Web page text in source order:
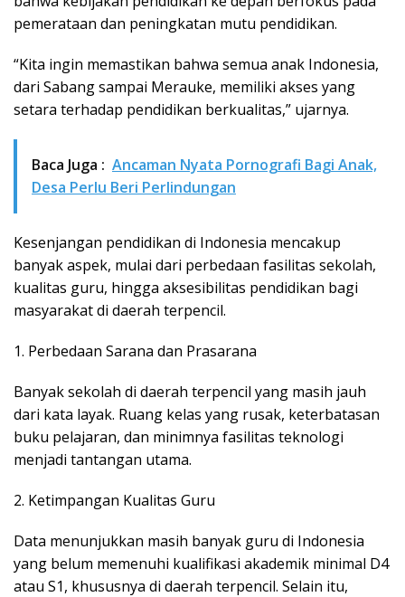
pemerataan dan peningkatan mutu pendidikan.
“Kita ingin memastikan bahwa semua anak Indonesia,
dari Sabang sampai Merauke, memiliki akses yang
setara terhadap pendidikan berkualitas,” ujarnya.
Baca Juga : Ancaman Nyata Pornografi Bagi Anak,
Desa Perlu Beri Perlindungan
Kesenjangan pendidikan di Indonesia mencakup
banyak aspek, mulai dari perbedaan fasilitas sekolah,
kualitas guru, hingga aksesibilitas pendidikan bagi
masyarakat di daerah terpencil.
1. Perbedaan Sarana dan Prasarana
Banyak sekolah di daerah terpencil yang masih jauh
dari kata layak. Ruang kelas yang rusak, keterbatasan
buku pelajaran, dan minimnya fasilitas teknologi
menjadi tantangan utama.
2. Ketimpangan Kualitas Guru
Data menunjukkan masih banyak guru di Indonesia
yang belum memenuhi kualifikasi akademik minimal D4
atau S1, khususnya di daerah terpencil. Selain itu,